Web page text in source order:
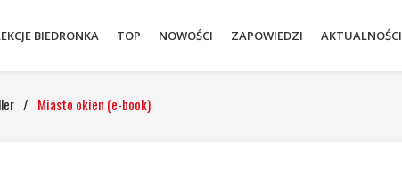
BIEDRONKA TOP NOWOŚCI ZAPOWIEDZI AKTUALNOŚCI
/ Miasto okien (e-book)